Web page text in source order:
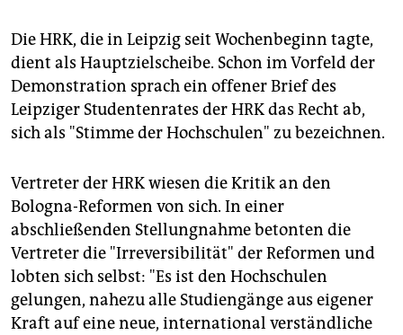
Die HRK, die in Leipzig seit Wochenbeginn tagte,
dient als Hauptzielscheibe. Schon im Vorfeld der
Demonstration sprach ein offener Brief des
Leipziger Studentenrates der HRK das Recht ab,
sich als "Stimme der Hochschulen" zu bezeichnen.
Vertreter der HRK wiesen die Kritik an den
Bologna-Reformen von sich. In einer
abschließenden Stellungnahme betonten die
Vertreter die "Irreversibilität" der Reformen und
lobten sich selbst: "Es ist den Hochschulen
gelungen, nahezu alle Studiengänge aus eigener
Kraft auf eine neue, international verständliche